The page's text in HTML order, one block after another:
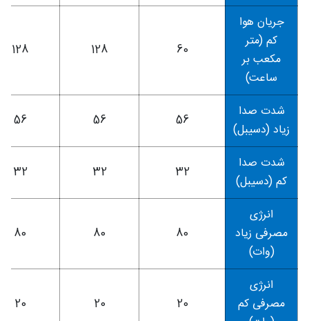
جریان هوا
کم (متر
مکعب بر
ساعت)
60
128
128
شدت صدا
زیاد (دسیبل)
56
56
56
شدت صدا
کم (دسیبل)
32
32
32
انرژی
مصرفی زیاد
(وات)
80
80
80
انرژی
مصرفی کم
20
20
20